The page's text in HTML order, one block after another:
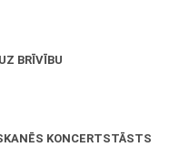
BRĪVĪBU
KONCERTSTĀSTS